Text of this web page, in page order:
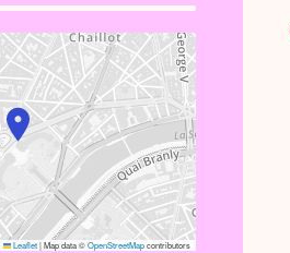
Leaflet|Map data ©OpenStreetMapcontributors